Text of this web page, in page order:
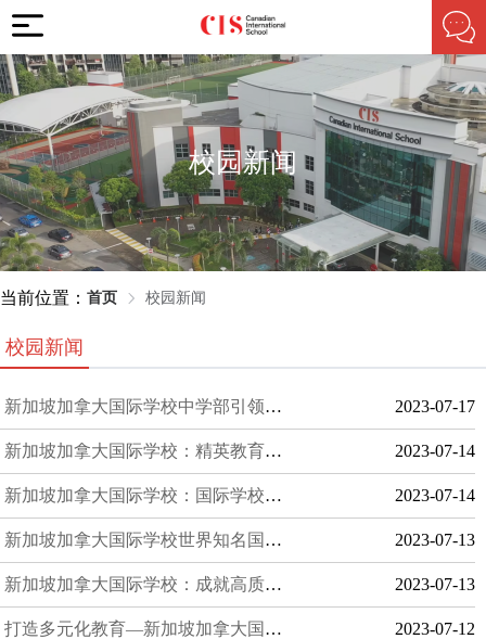
校园新闻
当前位置： 首页 校园新闻
校园新闻
新加坡加拿大国际学校中学部引领教育创新 2023-07-17
新加坡加拿大国际学校：精英教育基地 2023-07-14
新加坡加拿大国际学校：国际学校理事会成员之一 2023-07-14
新加坡加拿大国际学校世界知名国际学校 2023-07-13
新加坡加拿大国际学校：成就高质量教育 2023-07-13
打造多元化教育—新加坡加拿大国际学校的优势探析 2023-07-12